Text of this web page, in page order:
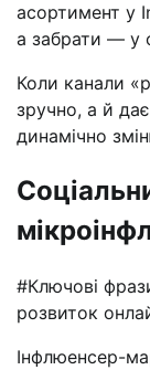
асортимент у
а забрати — у
Коли канали
зручно, а й
динамічно
#Ключові
розвиток
Інфлюенсер-